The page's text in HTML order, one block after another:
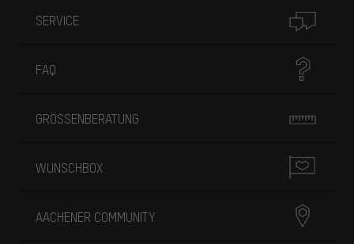
SERVICE
FAQ
GRÖSSENBERATUNG
WUNSCHBOX
AACHENER COMMUNITY